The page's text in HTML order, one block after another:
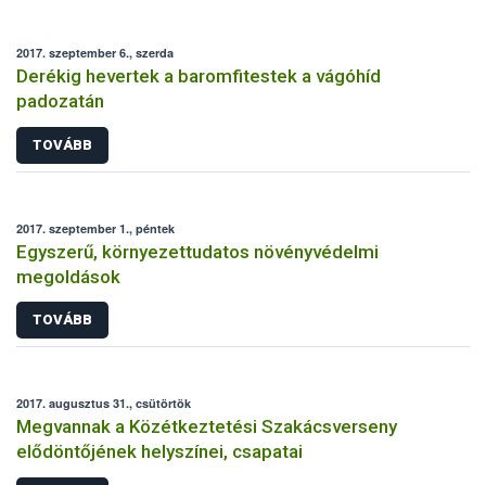
2017. szeptember 6., szerda
Derékig hevertek a baromfitestek a vágóhíd
padozatán
TOVÁBB
2017. szeptember 1., péntek
Egyszerű, környezettudatos növényvédelmi
megoldások
TOVÁBB
2017. augusztus 31., csütörtök
Megvannak a Közétkeztetési Szakácsverseny
elődöntőjének helyszínei, csapatai